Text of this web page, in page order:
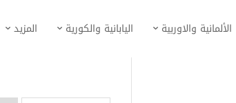
الألمانية والاوربية اليابانية والكورية المزيد